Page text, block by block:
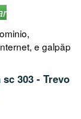
e galpãp
303 - Trevo